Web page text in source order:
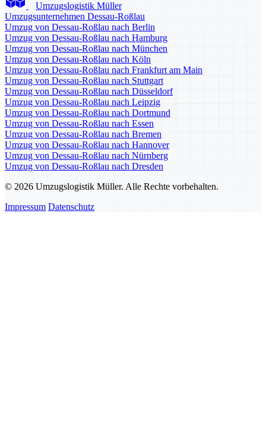
Umzugslogistik Müller
Umzugsunternehmen Dessau-Roßlau
Umzug von Dessau-Roßlau nach Berlin
Umzug von Dessau-Roßlau nach Hamburg
Umzug von Dessau-Roßlau nach München
Umzug von Dessau-Roßlau nach Köln
Umzug von Dessau-Roßlau nach Frankfurt am Main
Umzug von Dessau-Roßlau nach Stuttgart
Umzug von Dessau-Roßlau nach Düsseldorf
Umzug von Dessau-Roßlau nach Leipzig
Umzug von Dessau-Roßlau nach Dortmund
Umzug von Dessau-Roßlau nach Essen
Umzug von Dessau-Roßlau nach Bremen
Umzug von Dessau-Roßlau nach Hannover
Umzug von Dessau-Roßlau nach Nürnberg
Umzug von Dessau-Roßlau nach Dresden
© 2026 Umzugslogistik Müller. Alle Rechte vorbehalten.
Impressum Datenschutz